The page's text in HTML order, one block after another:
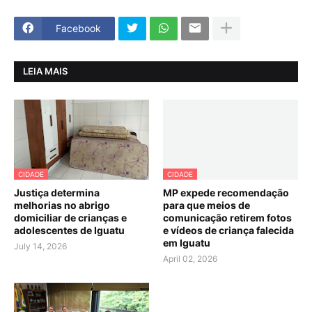
Facebook
LEIA MAIS
CIDADE
Justiça determina
melhorias no abrigo
domiciliar de crianças e
adolescentes de Iguatu
July 14, 2026
CIDADE
MP expede recomendação
para que meios de
comunicação retirem fotos
e vídeos de criança falecida
em Iguatu
April 02, 2026